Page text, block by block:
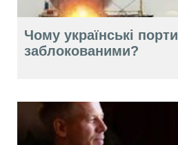
Чому українські
заблокованими?